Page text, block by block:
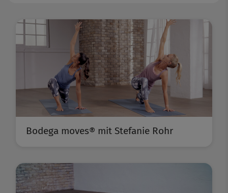
Bodega moves® mit Stefanie Rohr